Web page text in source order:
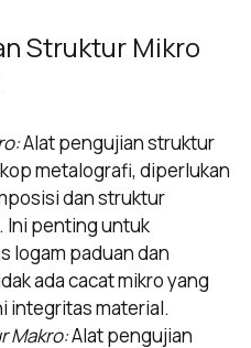
Struktur Mikro
Alat pengujian struktur
metalografi, diperlukan
dan struktur
Ini penting untuk
logam paduan dan
ada cacat mikro yang
integritas material.
Makro:Alat pengujian